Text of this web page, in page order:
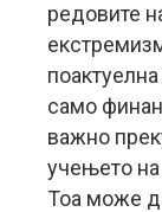
редовите
само
важно
учењето
Тоа може